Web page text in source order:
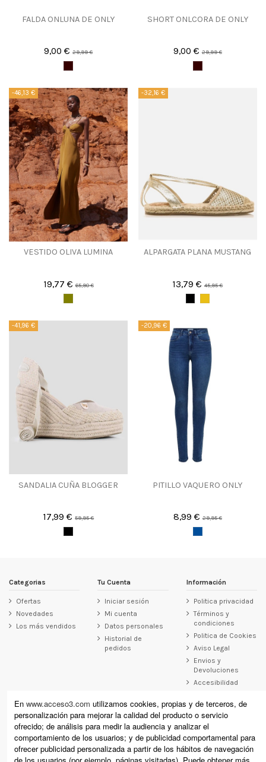
FALDA ONLUNA DE ONLY
9,00 €29,99 €
SHORT ONLCORA DE ONLY
9,00 €29,99 €
-46,13 €
VESTIDO OLIVA LUMINA
19,77 €65,90 €
-32,16 €
ALPARGATA PLANA MUSTANG
13,79 €45,95 €
-41,96 €
SANDALIA CUÑA BLOGGER
17,99 €59,95 €
-20,96 €
PITILLO VAQUERO ONLY
8,99 €29,95 €
Categorias
Ofertas
Novedades
Los más vendidos
Tu Cuenta
Iniciar sesión
Mi cuenta
Datos personales
Historial de
pedidos
Información
Politica privacidad
Términos y
condiciones
Politica de Cookies
Aviso Legal
Envios y
Devoluciones
Accesibilidad
Contacto
Acceso3
Raimundo Revilla 12, Laredo (Cantabria)
Calle Cervantes 11, Santoña (Cantabria)
+34 942 610 178 (laredo) +34 942 671 864 (Santoña)
En www.acceso3.com utilizamos cookies, propias y de terceros, de
personalización para mejorar la calidad del producto o servicio
ofrecido; de análisis para medir la audiencia y analizar el
comportamiento de los usuarios; y de publicidad comportamental para
ofrecer publicidad personalizada a partir de los hábitos de navegación